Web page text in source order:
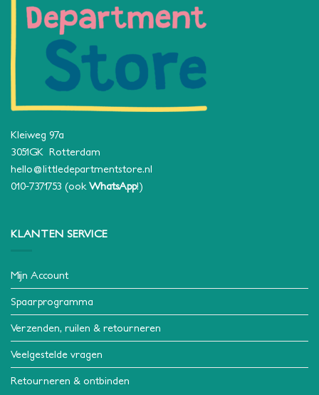
Kleiweg 97a
3051GK Rotterdam
hello@littledepartmentstore.nl
010-7371753 (ook WhatsApp!)
KLANTEN SERVICE
Mijn Account
Spaarprogramma
Verzenden, ruilen & retourneren
Veelgestelde vragen
Retourneren & ontbinden